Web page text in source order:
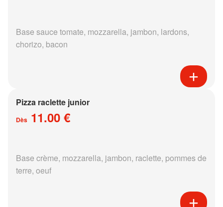
Base sauce tomate, mozzarella, jambon, lardons,
chorizo, bacon
Pizza raclette junior
Dès 11.00 €
Base crème, mozzarella, jambon, raclette, pommes de
terre, oeuf